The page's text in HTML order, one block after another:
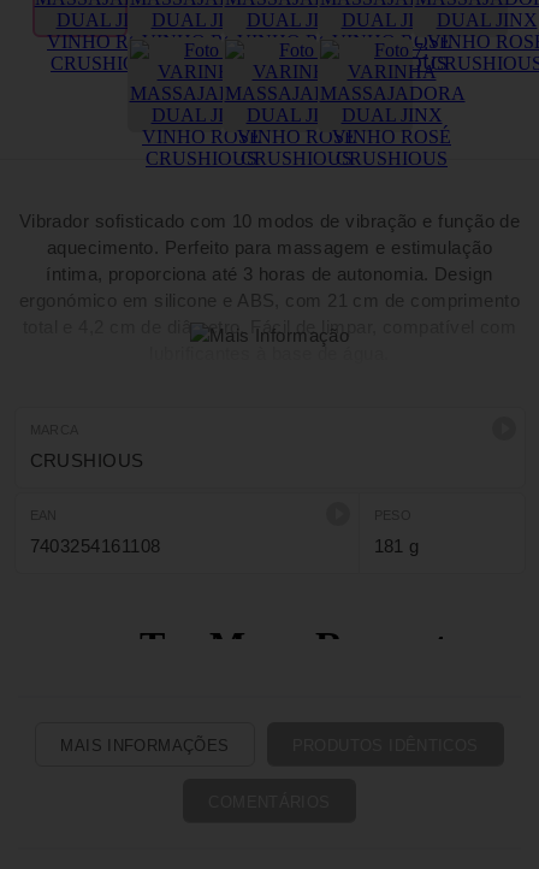
Vibrador sofisticado com 10 modos de vibração e função de
aquecimento. Perfeito para massagem e estimulação
íntima, proporciona até 3 horas de autonomia. Design
ergonómico em silicone e ABS, com 21 cm de comprimento
total e 4,2 cm de diâmetro. Fácil de limpar, compatível com
lubrificantes à base de água.
CRUSHIOUS
7403254161108 181 g
MAIS INFORMAÇÕES